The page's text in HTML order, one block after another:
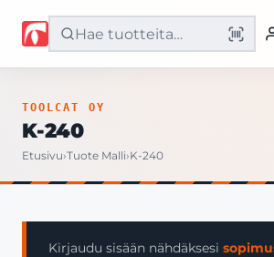
Etusivu
Yritys
TOOLCAT OY
K-240
Etusivu›Tuote Malli›K-240
Kirjaudu sisään nähdäksesi